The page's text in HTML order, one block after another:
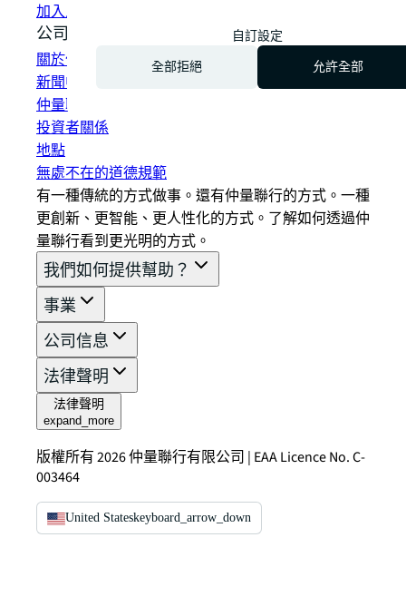
加入人才網路
公司信息
關於仲量聯行
新聞中心
仲量聯行的可持續發展
投資者關係
地點
無處不在的道德規範
有一種傳統的方式做事。還有仲量聯行的方式。一種
更創新、更智能、更人性化的方式。了解如何透過仲
量聯行看到更光明的方式。
我們如何提供幫助？
事業
公司信息
法律聲明
法律聲明
expand_more
版權所有 2026 仲量聯行有限公司 | EAA Licence No. C-
003464
United Stateskeyboard_arrow_down
自訂設定
全部拒絕
允許全部